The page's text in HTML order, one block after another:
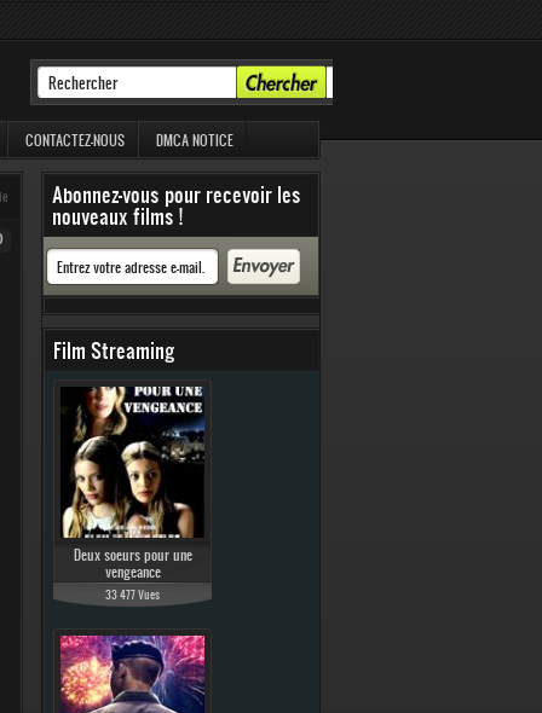
CONTACTEZ-NOUS DMCA NOTICE
Abonnez-vous pour recevoir les
nouveaux films !
Film Streaming
Deux soeurs pour une
vengeance
33 477 Vues